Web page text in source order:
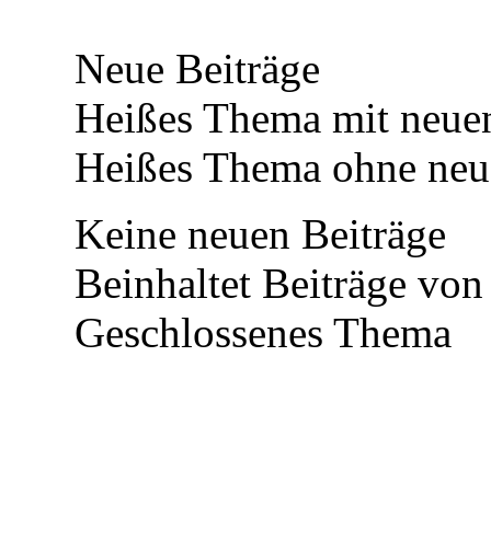
Neue Beiträge
Heißes Thema mit
Heißes Thema ohne
Keine neuen Beiträge
Beinhaltet Beiträge
Geschlossenes Thema